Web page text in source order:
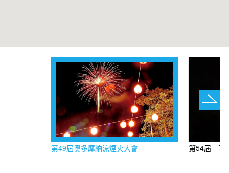
第49屆奧多摩納涼煙火大會 第54屆 昭